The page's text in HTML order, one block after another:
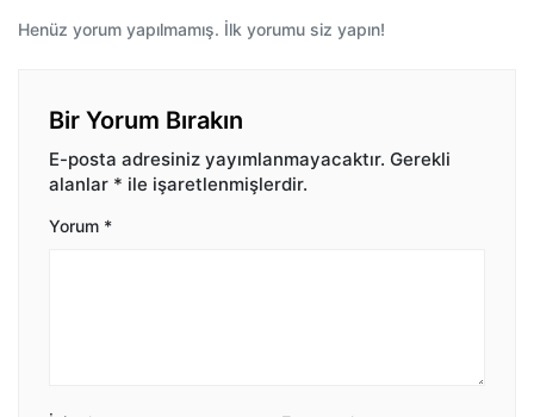
Henüz yorum yapılmamış. İlk yorumu siz yapın!
Bir Yorum Bırakın
E-posta adresiniz yayımlanmayacaktır. Gerekli
alanlar * ile işaretlenmişlerdir.
Yorum *